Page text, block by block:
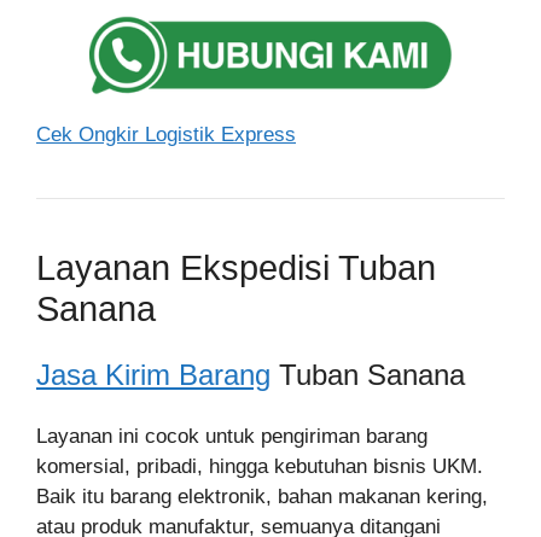
Cek Ongkir Logistik Express
Layanan Ekspedisi Tuban
Sanana
Jasa Kirim Barang Tuban Sanana
Layanan ini cocok untuk pengiriman barang
komersial, pribadi, hingga kebutuhan bisnis UKM.
Baik itu barang elektronik, bahan makanan kering,
atau produk manufaktur, semuanya ditangani